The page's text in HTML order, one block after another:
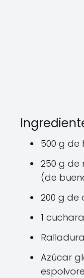
500 g de
250 g de
(de
200 g de
1
Azúcar